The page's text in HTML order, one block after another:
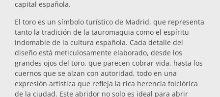
Salvamanteles
Vasos
Vasos de chupito
capital española.
El toro es un símbolo turístico de Madrid, que representa
tanto la tradición de la tauromaquia como el espíritu
indomable de la cultura española. Cada detalle del
diseño está meticulosamente elaborado, desde los
grandes ojos del toro, que parecen cobrar vida, hasta los
cuernos que se alzan con autoridad, todo en una
expresión artística que refleja la rica herencia folclórica
de la ciudad. Este abridor no solo es ideal para abrir